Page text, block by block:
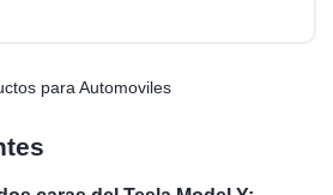
para Automoviles